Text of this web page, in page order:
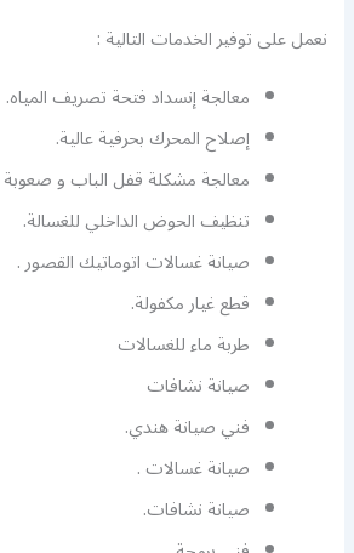
نعمل على توفير الخدمات التالية :
معالجة إنسداد فتحة تصريف المياه.
إصلاح المحرك بحرفية عالية.
معالجة مشكلة قفل الباب و
تنظيف الحوض الداخلي للغسالة.
صيانة غسالات اتوماتيك القصور .
قطع غيار مكفولة.
طربة ماء للغسالات
صيانة نشافات
فني صيانة هندي.
صيانة غسالات .
صيانة نشافات.